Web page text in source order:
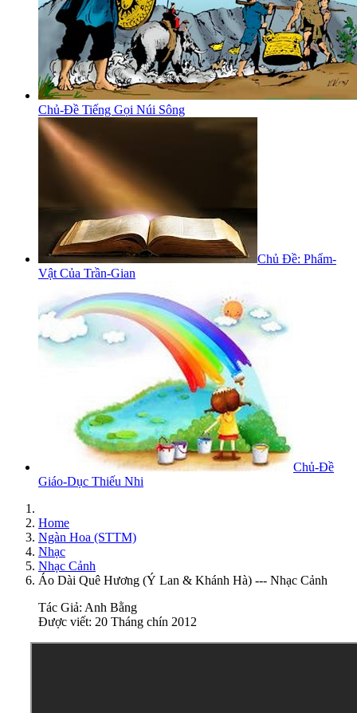
Chủ-Đề Tiếng Gọi Núi Sông
Chủ Đề: Phẩm-
Vật Của Trần-Gian
Chủ-Đề
Giáo-Dục Thiếu Nhi
Home
Ngàn Hoa (STTM)
Nhạc
Nhạc Cảnh
Áo Dài Quê Hương (Ý Lan & Khánh Hà) --- Nhạc Cảnh
Tác Giả: Anh Bằng
Được viết: 20 Tháng chín 2012